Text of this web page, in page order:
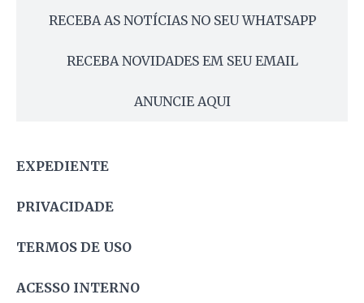
RECEBA AS NOTÍCIAS NO SEU WHATSAPP
RECEBA NOVIDADES EM SEU EMAIL
ANUNCIE AQUI
EXPEDIENTE
PRIVACIDADE
TERMOS DE USO
ACESSO INTERNO